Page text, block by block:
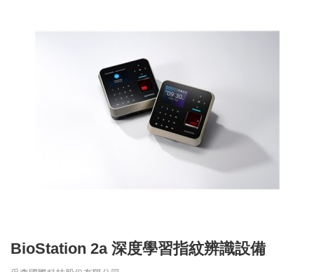
BioStation 2a 深度學習指紋辨識設備